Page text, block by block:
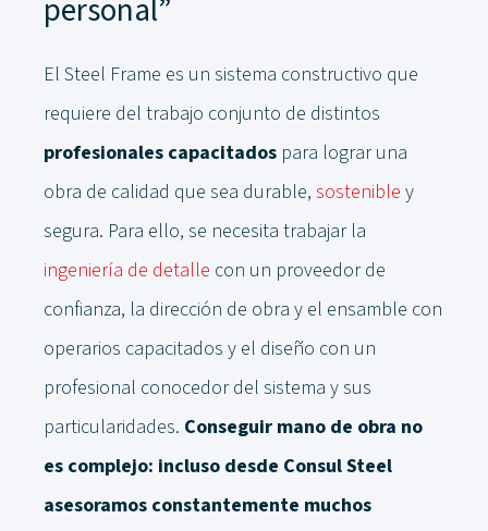
personal”
El Steel Frame es un sistema constructivo que
requiere del trabajo conjunto de distintos
profesionales capacitados para lograr una
obra de calidad que sea durable, sostenible y
segura. Para ello, se necesita trabajar la
ingeniería de detalle con un proveedor de
confianza, la dirección de obra y el ensamble con
operarios capacitados y el diseño con un
profesional conocedor del sistema y sus
particularidades. Conseguir mano de obra no
es complejo: incluso desde Consul Steel
asesoramos constantemente muchos